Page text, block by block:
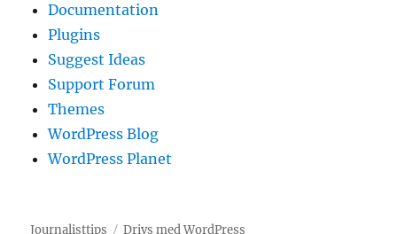
Documentation
Plugins
Suggest Ideas
Support Forum
Themes
WordPress Blog
WordPress Planet
Journalisttips Drivs med WordPress